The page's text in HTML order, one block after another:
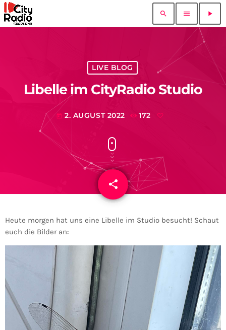
search menu play_arrow
LIVE BLOG
Libelle im CityRadio Studio
today 2. AUGUST 2022 172
share
email
Heute morgen hat uns eine Libelle im Studio besucht! Schaut
euch die Bilder an: